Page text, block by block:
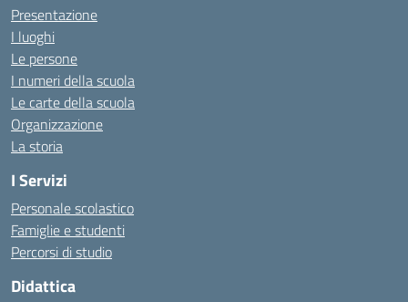
Presentazione
I luoghi
Le persone
I numeri della scuola
Le carte della scuola
Organizzazione
La storia
I Servizi
Personale scolastico
Famiglie e studenti
Percorsi di studio
Didattica